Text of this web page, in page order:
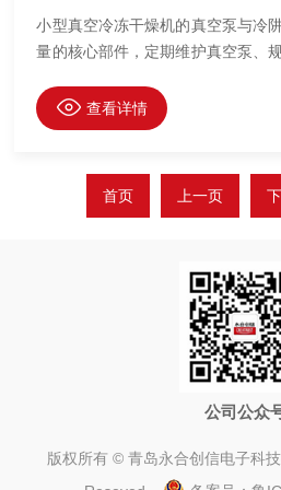
小型真空冷冻干燥机的真空泵与冷
量的核心部件，定期维护真空泵、
查看详情
首页 上一页
公司公众
版权所有 © 青岛永合创信电子科